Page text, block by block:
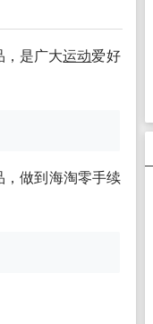
，是广大运动爱好
，做到海淘零手续